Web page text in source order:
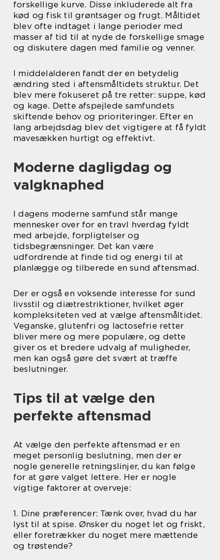
forskellige kurve. Disse inkluderede alt fra
kød og fisk til grøntsager og frugt. Måltidet
blev ofte indtaget i lange perioder med
masser af tid til at nyde de forskellige smage
og diskutere dagen med familie og venner.
I middelalderen fandt der en betydelig
ændring sted i aftensmåltidets struktur. Det
blev mere fokuseret på tre retter: suppe, kød
og kage. Dette afspejlede samfundets
skiftende behov og prioriteringer. Efter en
lang arbejdsdag blev det vigtigere at få fyldt
mavesækken hurtigt og effektivt.
Moderne dagligdag og
valgknaphed
I dagens moderne samfund står mange
mennesker over for en travl hverdag fyldt
med arbejde, forpligtelser og
tidsbegrænsninger. Det kan være
udfordrende at finde tid og energi til at
planlægge og tilberede en sund aftensmad.
Der er også en voksende interesse for sund
livsstil og diætrestriktioner, hvilket øger
kompleksiteten ved at vælge aftensmåltidet.
Veganske, glutenfri og lactosefrie retter
bliver mere og mere populære, og dette
giver os et bredere udvalg af muligheder,
men kan også gøre det svært at træffe
beslutninger.
Tips til at vælge den
perfekte aftensmad
At vælge den perfekte aftensmad er en
meget personlig beslutning, men der er
nogle generelle retningslinjer, du kan følge
for at gøre valget lettere. Her er nogle
vigtige faktorer at overveje:
1. Dine præferencer: Tænk over, hvad du har
lyst til at spise. Ønsker du noget let og friskt,
eller foretrækker du noget mere mættende
og trøstende?